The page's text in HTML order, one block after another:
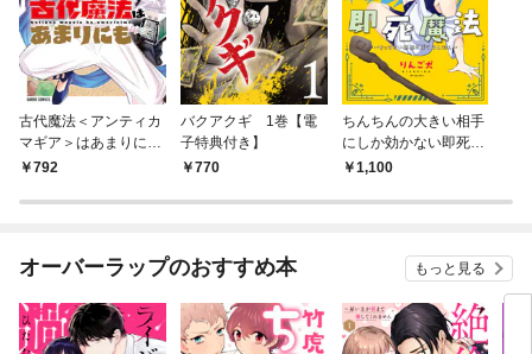
古代魔法＜アンティカ
マギア＞はあまりにも
1 792
バクアクギ 1巻【電
子特典付き】
770
ちんちんの大きい相手
にしか効かない即死魔
法 ～ちっちゃい僧侶
1,100
オーバーラップのおすすめ本 もっと見る